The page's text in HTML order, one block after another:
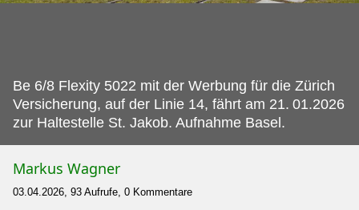
Be 6/8 Flexity 5022 mit der Werbung für die Zürich
Versicherung, auf der Linie 14, fährt am 21. 01.2026
zur Haltestelle St. Jakob. Aufnahme Basel.
Markus Wagner
03.04.2026, 93 Aufrufe, 0 Kommentare